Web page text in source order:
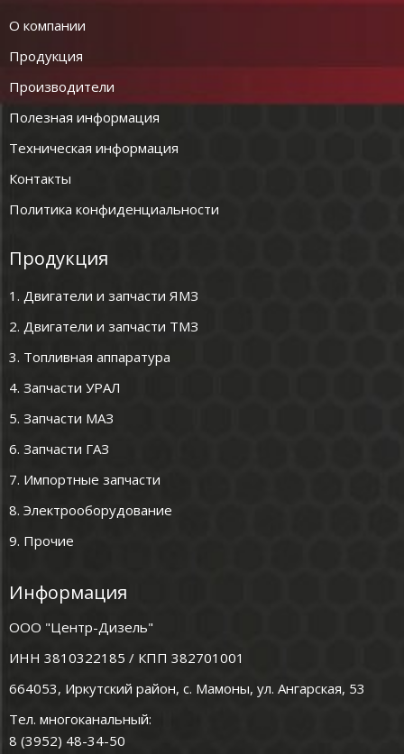
О компании
Продукция
Производители
Полезная информация
Техническая информация
Контакты
Политика конфиденциальности
Продукция
1. Двигатели и запчасти ЯМЗ
2. Двигатели и запчасти ТМЗ
3. Топливная аппаратура
4. Запчасти УРАЛ
5. Запчасти МАЗ
6. Запчасти ГАЗ
7. Импортные запчасти
8. Электрооборудование
9. Прочие
Информация
ООО "Центр-Дизель"
ИНН 3810322185 / КПП 382701001
664053, Иркутский район, с. Мамоны, ул. Ангарская, 53
Тел. многоканальный:
8 (3952) 48-34-50